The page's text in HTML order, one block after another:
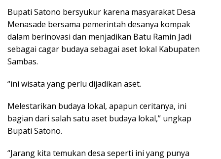
Bupati Satono bersyukur karena masyarakat Desa
Menasade bersama pemerintah desanya kompak
dalam berinovasi dan menjadikan Batu Ramin Jadi
sebagai cagar budaya sebagai aset lokal Kabupaten
Sambas.
“ini wisata yang perlu dijadikan aset.
Melestarikan budaya lokal, apapun ceritanya, ini
bagian dari salah satu aset budaya lokal,” ungkap
Bupati Satono.
“Jarang kita temukan desa seperti ini yang punya